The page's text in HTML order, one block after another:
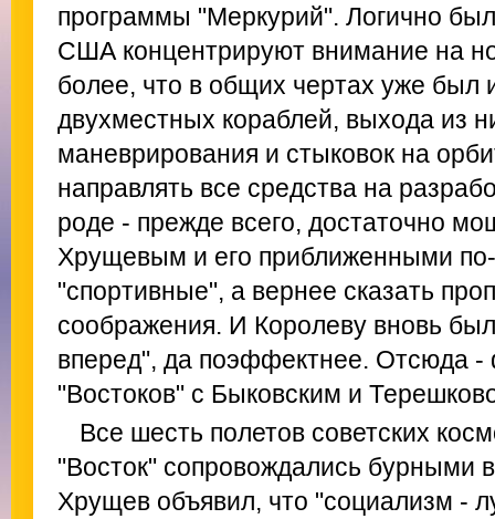
программы "Меркурий". Логично
США концентрируют внимание на
более, что в общих чертах уже был
двухместных кораблей, выхода из
маневрирования и стыковок на
направлять все средства на
роде - прежде всего, достаточно
Хрущевым и его приближенными
"спортивные", а вернее сказать
соображения. И Королеву вновь
вперед", да поэффектнее. Отсюда
"Востоков" с Быковским и
Все шесть полетов советских
"Восток" сопровождались бурными
Хрущев объявил, что "социализм -